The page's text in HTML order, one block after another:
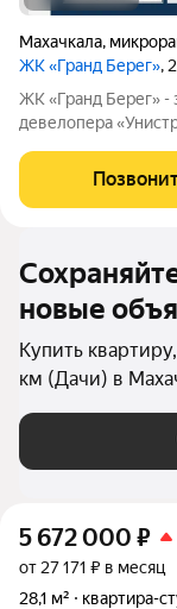
Махачкала,
ЖК «Гранд Берег»,
ЖК «Гранд Берег» -
девелопера
локация, где все
остановок
новые
Купить
км (Дачи) в
5 672 000 ₽
от 27 171 ₽ в месяц
28,1 м²
квартира-